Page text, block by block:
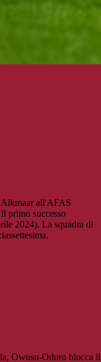
all'AFAS
primo successo
2024). La squadra di
Owusu-Oduro blocca il